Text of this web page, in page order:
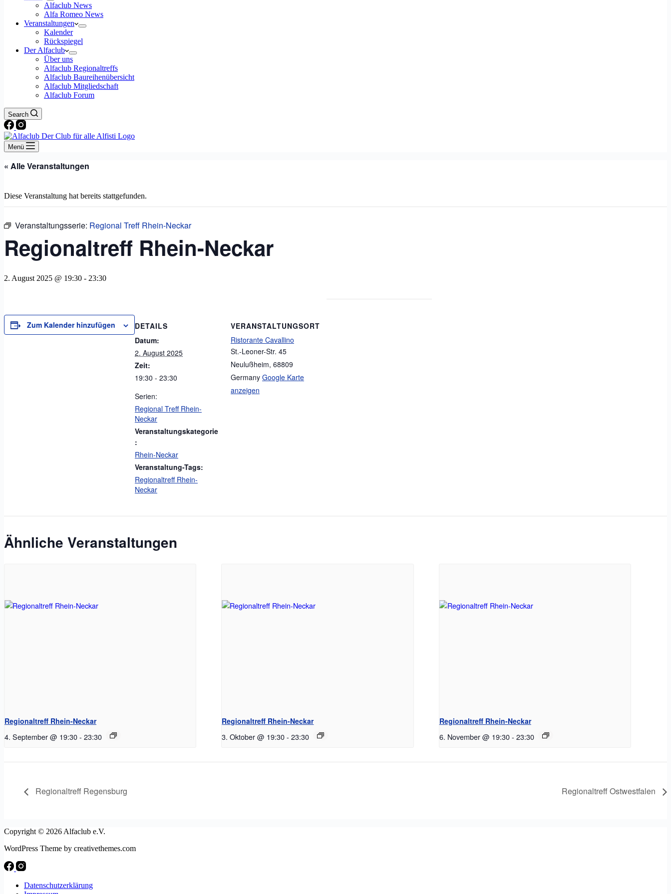
Alfaclub News
Alfa Romeo News
Veranstaltungen
Kalender
Rückspiegel
Der Alfaclub
Über uns
Alfaclub Regionaltreffs
Alfaclub Baureihenübersicht
Alfaclub Mitgliedschaft
Alfaclub Forum
Search
Menü
« Alle Veranstaltungen
Diese Veranstaltung hat bereits stattgefunden.
Veranstaltungsserie: Regional Treff Rhein-Neckar
Regionaltreff Rhein-Neckar
2. August 2025 @ 19:30 - 23:30
Zum Kalender hinzufügen
DETAILS
Datum:
2. August 2025
Zeit:
19:30 - 23:30
Serien:
Regional Treff Rhein-
Neckar
Veranstaltungskategorie
:
Rhein-Neckar
Veranstaltung-Tags:
Regionaltreff Rhein-
Neckar
VERANSTALTUNGSORT
Ristorante Cavallino
St.-Leoner-Str. 45
Neulußheim, 68809
Germany Google Karte
anzeigen
Ähnliche Veranstaltungen
Regionaltreff Rhein-Neckar
4. September @ 19:30- 23:30
Regionaltreff Rhein-Neckar
3. Oktober @ 19:30 - 23:30
Regionaltreff Rhein-Neckar
6. November @ 19:30- 23:30
Regionaltreff Regensburg Regionaltreff Ostwestfalen
Copyright © 2026 Alfaclub e.V.
WordPress Theme by creativethemes.com
Datenschutzerklärung